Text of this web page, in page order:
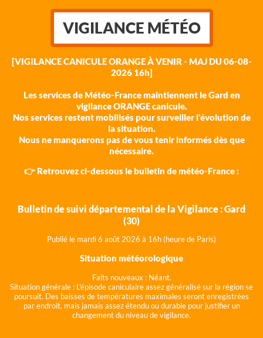
VIGILANCE MÉTÉO
[VIGILANCE CANICULE ORANGE À VENIR - MAJ DU 06-08-
2026 16h]
Les services de Météo-France maintiennent le Gard en
vigilance ORANGE canicule.
Nos services restent mobilisés pour surveiller l'évolution de
la situation.
Nous ne manquerons pas de vous tenir informés dès que
nécessaire.
👉 Retrouvez ci-dessous le bulletin de météo-France :
Bulletin de suivi départemental de la Vigilance : Gard
(30)
Publié le mardi 6 août 2026 à 16h (heure de Paris)
Situation météorologique
Faits nouveaux : Néant.
Situation générale : L'épisode caniculaire assez généralisé sur la région se
poursuit. Des baisses de températures maximales seront enregistrées
par endroit, mais jamais assez étendu ou durable pour justifier un
changement du niveau de vigilance.